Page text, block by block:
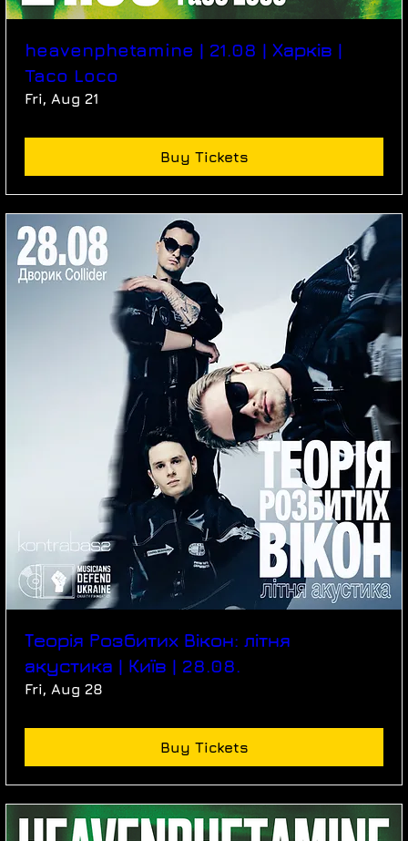
heavenphetamine | 21.08 | Харків |
Taco Loco
Fri, Aug 21
Buy Tickets
Теорія Розбитих Вікон: літня
акустика | Київ | 28.08.
Fri, Aug 28
Buy Tickets